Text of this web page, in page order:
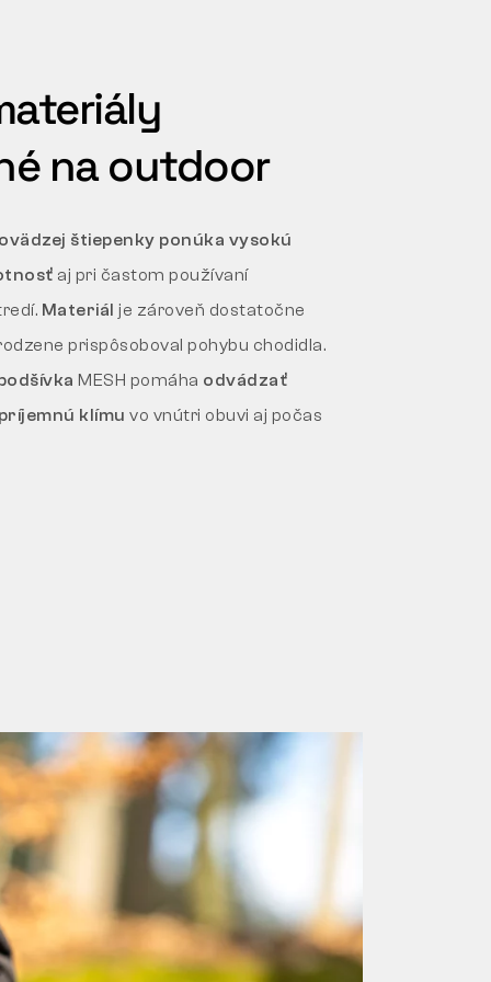
na outdoor
štiepenky ponúka vysokú
aj pri častom používaní
Materiál je zároveň dostatočne
prispôsoboval pohybu chodidla.
MESH pomáha odvádzať
klímu vo vnútri obuvi aj počas